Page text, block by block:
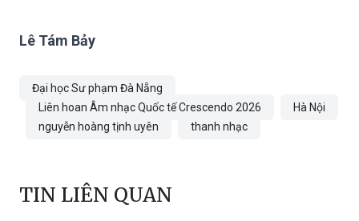
Lê Tám Bảy
Đại học Sư phạm Đà Nẵng
Liên hoan Âm nhạc Quốc tế Crescendo 2026
Hà Nội
nguyễn hoàng tịnh uyên
thanh nhạc
TIN LIÊN QUAN